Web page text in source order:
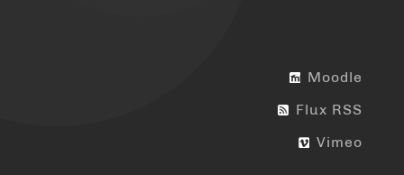
Moodle
Flux RSS
Vimeo